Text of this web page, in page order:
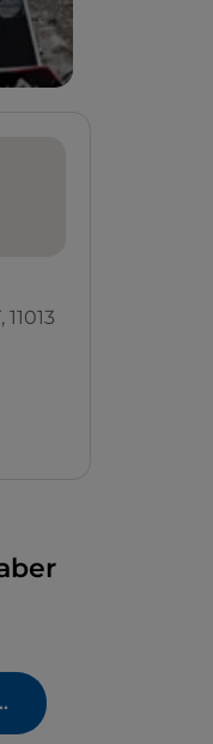
Bereich zu